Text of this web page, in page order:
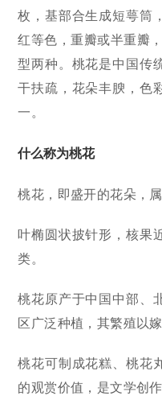
枚，基部合生成短萼筒
红等色，重瓣或半重瓣
型两种。桃花是中国传
干扶疏，花朵丰腴，色
一。
什么称为桃花
桃花，即盛开的花朵，
叶椭圆状披针形，核果
类。
桃花原产于中国中部、
区广泛种植，其繁殖以嫁
桃花可制成花糕、桃花
的观赏价值，是文学创